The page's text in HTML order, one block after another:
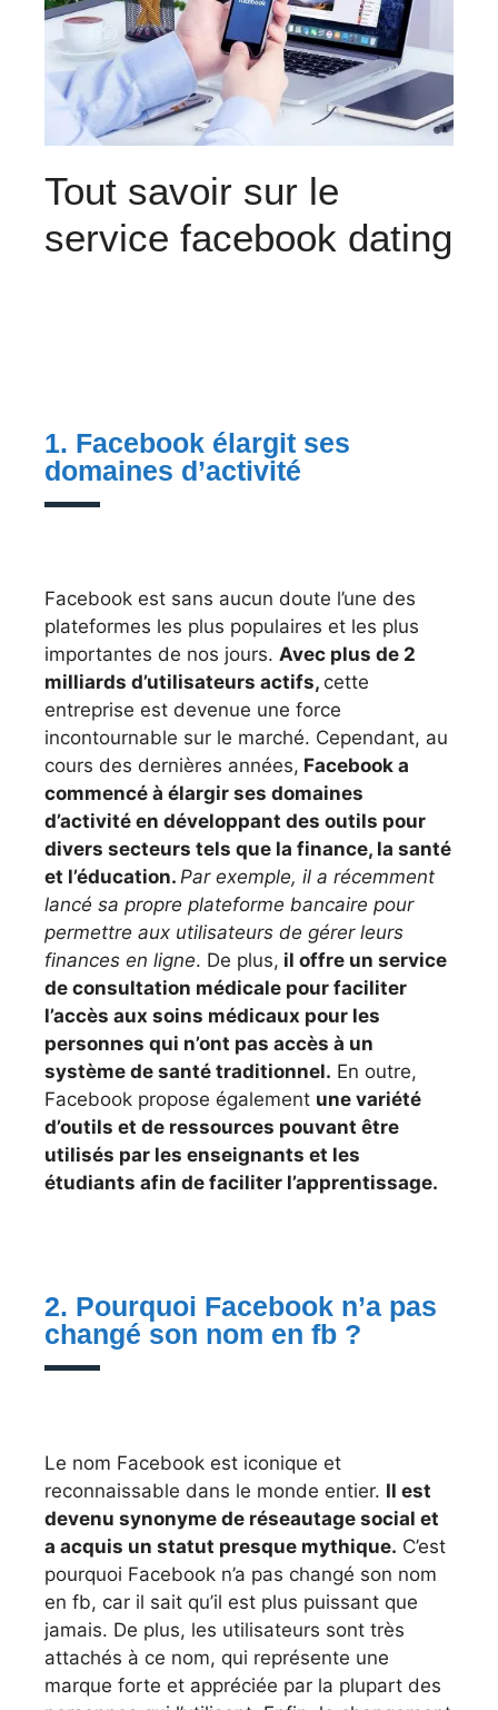
Tout savoir sur le
service facebook dating
1. Facebook élargit ses
domaines d’activité
Facebook est sans aucun doute l’une des
plateformes les plus populaires et les plus
importantes de nos jours. Avec plus de 2
milliards d’utilisateurs actifs, cette
entreprise est devenue une force
incontournable sur le marché. Cependant, au
cours des dernières années, Facebook a
commencé à élargir ses domaines
d’activité en développant des outils pour
divers secteurs tels que la finance, la santé
et l’éducation. Par exemple, il a récemment
lancé sa propre plateforme bancaire pour
permettre aux utilisateurs de gérer leurs
finances en ligne. De plus, il offre un service
de consultation médicale pour faciliter
l’accès aux soins médicaux pour les
personnes qui n’ont pas accès à un
système de santé traditionnel. En outre,
Facebook propose également une variété
d’outils et de ressources pouvant être
utilisés par les enseignants et les
étudiants afin de faciliter l’apprentissage.
2. Pourquoi Facebook n’a pas
changé son nom en fb ?
Le nom Facebook est iconique et
reconnaissable dans le monde entier. Il est
devenu synonyme de réseautage social et
a acquis un statut presque mythique. C’est
pourquoi Facebook n’a pas changé son nom
en fb, car il sait qu’il est plus puissant que
jamais. De plus, les utilisateurs sont très
attachés à ce nom, qui représente une
marque forte et appréciée par la plupart des